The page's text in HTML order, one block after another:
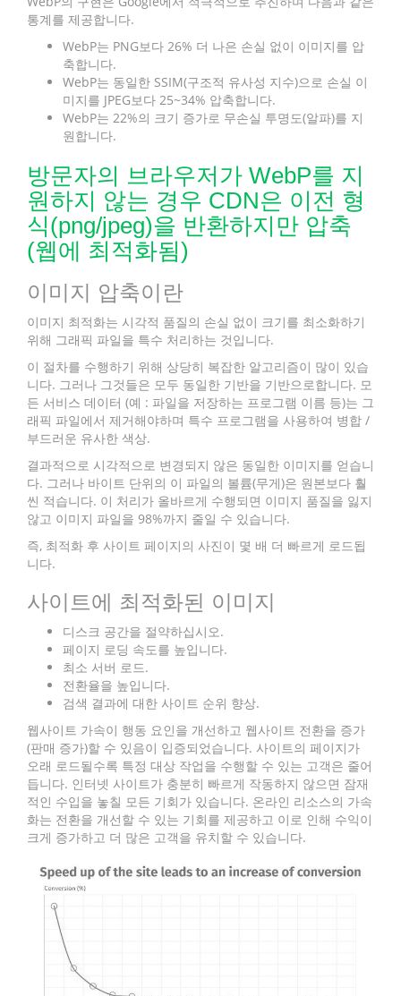
통계를 제공합니다.
WebP는 PNG보다 26% 더 나은 손실 없이 이미지를 압
축합니다.
WebP는 동일한 SSIM(구조적 유사성 지수)으로 손실 이
미지를 JPEG보다 25~34% 압축합니다.
WebP는 22%의 크기 증가로 무손실 투명도(알파)를 지
원합니다.
방문자의 브라우저가 WebP를 지
원하지 않는 경우 CDN은 이전 형
식(png/jpeg)을 반환하지만 압축
(웹에 최적화됨)
이미지 압축이란
이미지 최적화는 시각적 품질의 손실 없이 크기를 최소화하기
위해 그래픽 파일을 특수 처리하는 것입니다.
이 절차를 수행하기 위해 상당히 복잡한 알고리즘이 많이 있습
니다. 그러나 그것들은 모두 동일한 기반을 기반으로합니다. 모
든 서비스 데이터 (예 : 파일을 저장하는 프로그램 이름 등)는 그
래픽 파일에서 제거해야하며 특수 프로그램을 사용하여 병합 /
부드러운 유사한 색상.
결과적으로 시각적으로 변경되지 않은 동일한 이미지를 얻습니
다. 그러나 바이트 단위의 이 파일의 볼륨(무게)은 원본보다 훨
씬 적습니다. 이 처리가 올바르게 수행되면 이미지 품질을 잃지
않고 이미지 파일을 98%까지 줄일 수 있습니다.
즉, 최적화 후 사이트 페이지의 사진이 몇 배 더 빠르게 로드됩
니다.
사이트에 최적화된 이미지
디스크 공간을 절약하십시오.
페이지 로딩 속도를 높입니다.
최소 서버 로드.
전환율을 높입니다.
검색 결과에 대한 사이트 순위 향상.
웹사이트 가속이 행동 요인을 개선하고 웹사이트 전환을 증가
(판매 증가)할 수 있음이 입증되었습니다. 사이트의 페이지가
오래 로드될수록 특정 대상 작업을 수행할 수 있는 고객은 줄어
듭니다. 인터넷 사이트가 충분히 빠르게 작동하지 않으면 잠재
적인 수입을 놓칠 모든 기회가 있습니다. 온라인 리소스의 가속
화는 전환을 개선할 수 있는 기회를 제공하고 이로 인해 수익이
크게 증가하고 더 많은 고객을 유치할 수 있습니다.